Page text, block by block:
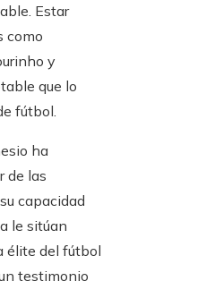
Estar
como
y
que lo
fútbol.
ha
de las
capacidad
le sitúan
élite del fútbol
testimonio